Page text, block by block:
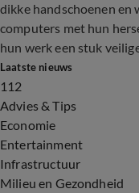
dikke handschoenen en
computers met hun
hun werk een stuk
Laatste nieuws
112
Advies & Tips
Economie
Entertainment
Infrastructuur
Milieu en Gezondheid